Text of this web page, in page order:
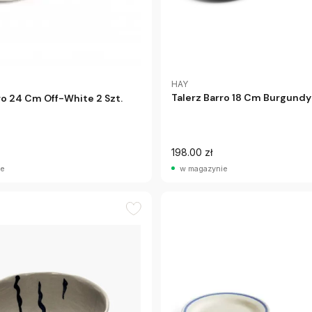
24 Cm Off-White 2 Szt.
HAY
Talerz Barro 18 Cm
198.00 zł
w magazynie